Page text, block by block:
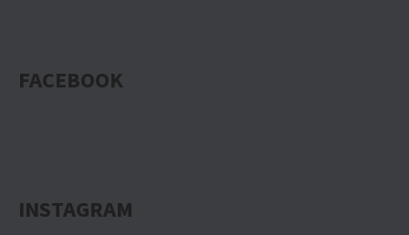
FACEBOOK
INSTAGRAM